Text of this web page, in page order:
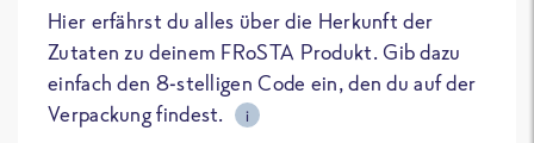
Hier erfährst du alles über die Herkunft der
Zutaten zu deinem FRoSTA Produkt. Gib dazu
einfach den 8-stelligen Code ein, den du auf der
Verpackung findest.
i